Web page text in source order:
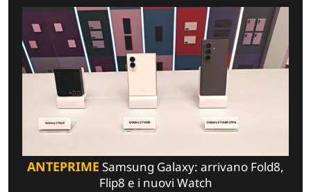
ANTEPRIME Samsung Galaxy: arrivano Fold8,
Flip8 e i nuovi Watch